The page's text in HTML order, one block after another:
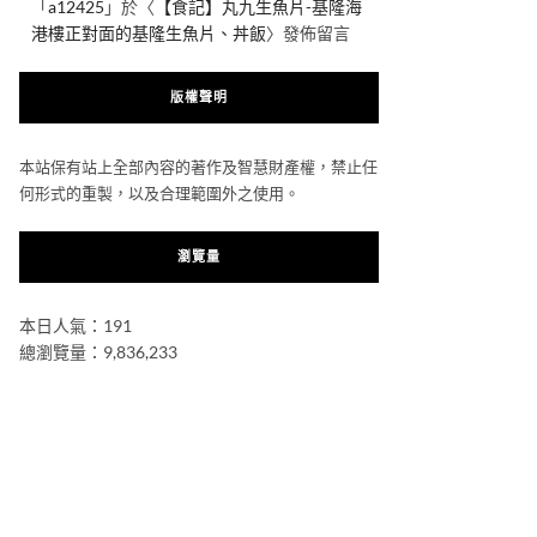
「a12425 」於〈 【食記】丸九生魚片-基隆海
港樓正對面的基隆生魚片、丼飯〉發佈留言
版權聲明
本站保有站上全部內容的著作及智慧財產權，禁止任
何形式的重製，以及合理範圍外之使用。
瀏覽量
本日人氣：191
總瀏覽量：9,836,233